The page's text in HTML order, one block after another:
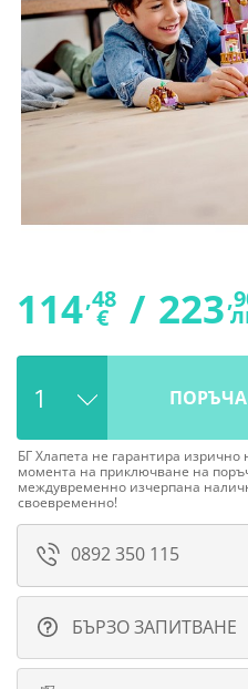
114,48
€ / 223
БГ Хлапета не гарантира изрично
момента на приключване на
междувременно изчерпана
своевременно!
0892 350 115
БЪРЗО ЗАПИТВАНЕ